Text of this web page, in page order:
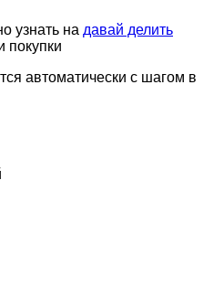
узнать на давай делить
покупки
автоматически с шагом в